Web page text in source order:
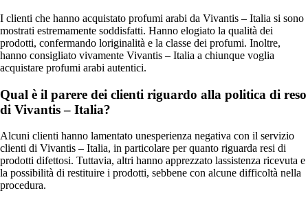
I clienti che hanno acquistato profumi arabi da Vivantis – Italia si sono
mostrati estremamente soddisfatti. Hanno elogiato la qualità dei
prodotti, confermando loriginalità e la classe dei profumi. Inoltre,
hanno consigliato vivamente Vivantis – Italia a chiunque voglia
acquistare profumi arabi autentici.
Qual è il parere dei clienti riguardo alla politica di reso
di Vivantis – Italia?
Alcuni clienti hanno lamentato unesperienza negativa con il servizio
clienti di Vivantis – Italia, in particolare per quanto riguarda resi di
prodotti difettosi. Tuttavia, altri hanno apprezzato lassistenza ricevuta e
la possibilità di restituire i prodotti, sebbene con alcune difficoltà nella
procedura.